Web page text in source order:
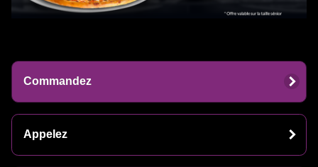
Commandez
Appelez